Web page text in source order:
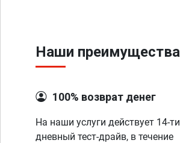
Наши преимущества
100% возврат денег
На наши услуги действует 14-ти
дневный тест-драйв, в течение